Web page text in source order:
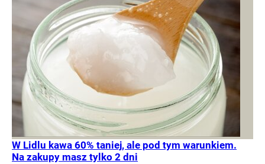
W Lidlu kawa 60% taniej, ale pod tym warunkiem.
Na zakupy masz tylko 2 dni